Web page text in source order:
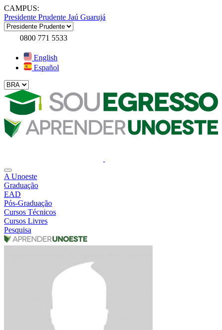
CAMPUS:
Presidente Prudente Jaú Guarujá
0800 771 5533
English
Español
A Unoeste
Graduação
EAD
Pós-Graduação
Cursos Técnicos
Cursos Livres
Pesquisa